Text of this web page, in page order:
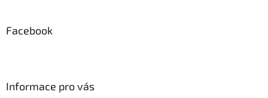
p
aFacebook
Informace pro vás